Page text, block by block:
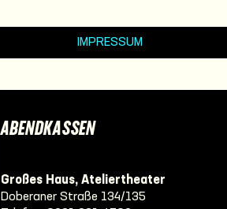
IMPRESSUM
ABENDKASSEN
Großes Haus, Ateliertheater
Doberaner Straße 134/135